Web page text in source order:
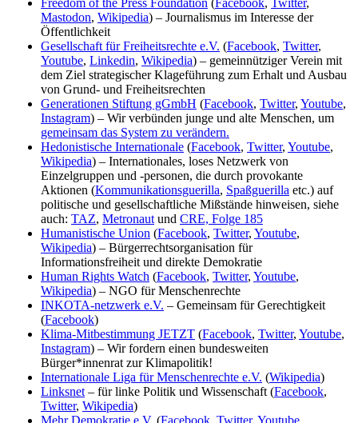
Freedom of the Press Foundation ( Facebook, Twitter,
Mastodon, Wikipedia) – Journalismus im Interesse der
Öffentlichkeit
Gesellschaft für Freiheitsrechte e.V. (Facebook, Twitter,
Youtube, Linkedin, Wikipedia) – gemeinnütziger Verein mit
dem Ziel strategischer Klageführung zum Erhalt und Ausbau
von Grund- und Freiheitsrechten
Generationen Stiftung gGmbH (Facebook, Twitter, Youtube,
Instagram) – Wir verbünden junge und alte Menschen, um
gemeinsam das System zu verändern.
Hedonistische Internationale (Facebook, Twitter, Youtube,
Wikipedia) – Internationales, loses Netzwerk von
Einzelgruppen und -personen, die durch provokante
Aktionen (Kommunikationsguerilla, Spaßguerilla etc.) auf
politische und gesellschaftliche Mißstände hinweisen, siehe
auch: TAZ, Metronaut und CRE, Folge 185
Humanistische Union (Facebook, Twitter, Youtube,
Wikipedia) – Bürgerrechtsorganisation für
Informationsfreiheit und direkte Demokratie
Human Rights Watch (Facebook, Twitter, Youtube,
Wikipedia) – NGO für Menschenrechte
INKOTA-netzwerk e.V. – Gemeinsam für Gerechtigkeit
(Facebook)
Klima-Mitbestimmung JETZT (Facebook, Twitter, Youtube,
Instagram) – Wir fordern einen bundesweiten
Bürger*innenrat zur Klimapolitik!
Internationale Liga für Menschenrechte e.V. (Wikipedia)
Linksnet – für linke Politik und Wissenschaft (Facebook,
Twitter, Wikipedia)